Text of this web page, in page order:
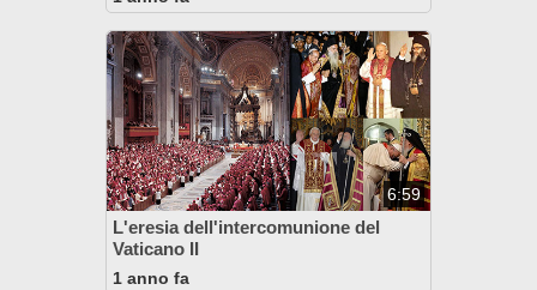
6:59
L'eresia dell'intercomunione del
Vaticano II
1 anno fa